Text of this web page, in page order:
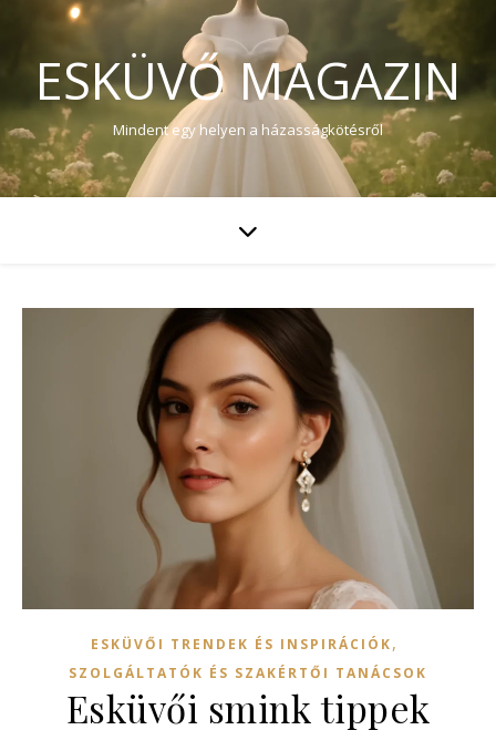
ESKÜVŐ MAGAZIN
Mindent egy helyen a házasságkötésről
ESKÜVŐI TRENDEK ÉS INSPIRÁCIÓK,
SZOLGÁLTATÓK ÉS SZAKÉRTŐI TANÁCSOK
Esküvői smink tippek